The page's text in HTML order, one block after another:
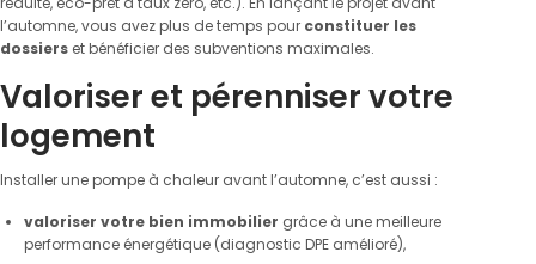
l’automne, vous avez plus de temps pour constituer les
dossiers et bénéficier des subventions maximales.
Valoriser et pérenniser votre
logement
Installer une pompe à chaleur avant l’automne, c’est aussi :
valoriser votre bien immobilier grâce à une meilleure
performance énergétique (diagnostic DPE amélioré),